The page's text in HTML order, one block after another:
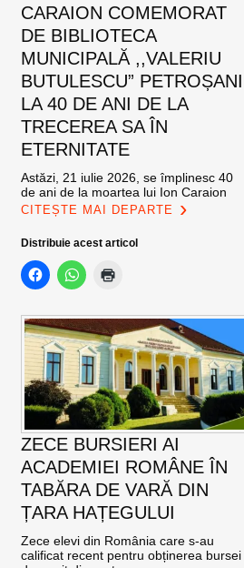
CARAION COMEMORAT
DE BIBLIOTECA
MUNICIPALĂ ,,VALERIU
BUTULESCU”
LA 40 DE ANI DE LA
TRECEREA SA ÎN
ETERNITATE
Astăzi, 21 iulie 2026, se împlinesc 40
de ani de la moartea lui Ion Caraion
CITEȘTE MAI DEPARTE
Distribuie acest articol
ZECE BURSIERI AI
ACADEMIEI ROMÂNE ÎN
TABĂRA DE VARĂ DIN
ȚARA HAȚEGULUI
Zece elevi din România care s-au
calificat recent pentru obținerea bursei